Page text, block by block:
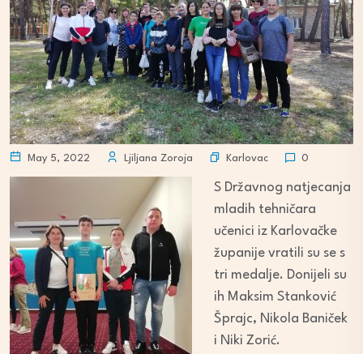
May 5, 2022 Ljiljana Zoroja Karlovac 0
S Državnog natjecanja
mladih tehničara
učenici iz Karlovačke
županije vratili su se s
tri medalje. Donijeli su
ih Maksim Stanković
Šprajc, Nikola Baniček
i Niki Zorić.